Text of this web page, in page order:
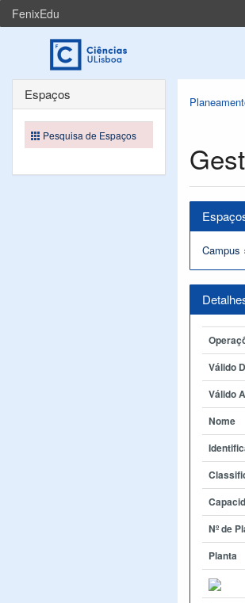
FenixEdu
Campus
Válido
Válido
Nome
Nº de
Planta
Espaços
Pesquisa de Espaços